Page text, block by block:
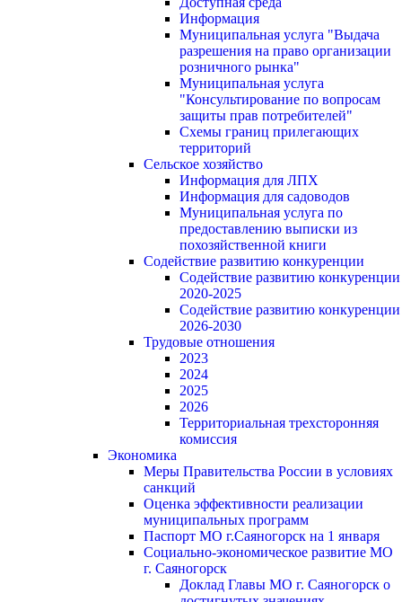
Информация
Муниципальная услуга "Выдача
разрешения на право организации
розничного рынка"
Муниципальная услуга
"Консультирование по вопросам
защиты прав потребителей"
Схемы границ прилегающих
территорий
Сельское хозяйство
Информация для ЛПХ
Информация для садоводов
Муниципальная услуга по
предоставлению выписки из
похозяйственной книги
Содействие развитию конкуренции
Содействие развитию конкуренции
2020-2025
Содействие развитию конкуренции
2026-2030
Трудовые отношения
2023
2024
2025
2026
Территориальная трехсторонняя
комиссия
Экономика
Меры Правительства России в условиях
санкций
Оценка эффективности реализации
муниципальных программ
Паспорт МО г.Саяногорск на 1 января
Социально-экономическое развитие МО
г. Саяногорск
Доклад Главы МО г. Саяногорск о